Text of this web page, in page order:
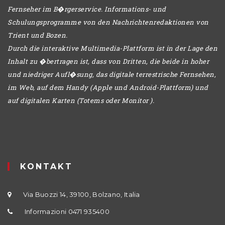
Fernseher im B�rgerservice. Informations- und
Schulungsprogramme von den Nachrichtenredaktionen von
Trient und Bozen.
Durch die interaktive Multimedia-Plattform ist in der Lage den
Inhalt zu �bertragen ist, dass von Dritten, die beide in hoher
und niedriger Aufl�sung, das digitale terrestrische Fernsehen,
im Web, auf dem Handy (Apple und Android-Plattform) und
auf digitalen Karten (Totems oder Monitor ).
KONTAKT
Via Buozzi 14, 39100, Bolzano, Italia
Informazioni 0471 935400